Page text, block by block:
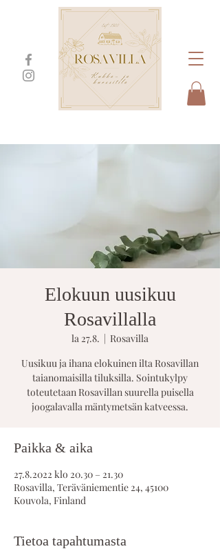
Elokuun uusikuu
Rosavillalla
la 27.8.
  |
Rosavilla
Uusikuu ja ihana elokuinen ilta Rosavillan
taianomaisilla tiluksilla. Sointukylpy
toteutetaan Rosavillan suurella puisella
joogalavalla mäntymetsän katveessa.
Paikka & aika
27.8.2022 klo 20.30 – 21.30
Rosavilla, Teräväniementie 24, 45100
Kouvola, Finland
Tietoa tapahtumasta